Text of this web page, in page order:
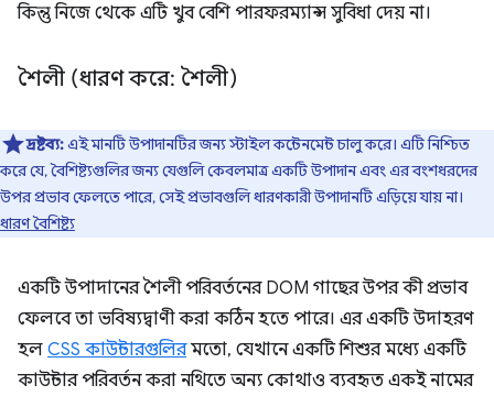
কিন্তু নিজে থেকে এটি খুব বেশি পারফরম্যান্স সুবিধা দেয় না।
শৈলী (ধারণ করে: শৈলী)
দ্রষ্টব্য:এই মানটি উপাদানটির জন্য স্টাইল কন্টেনমেন্ট চালু করে। এটি নিশ্চিত
করে যে, বৈশিষ্ট্যগুলির জন্য যেগুলি কেবলমাত্র একটি উপাদান এবং এর বংশধরদের
উপর প্রভাব ফেলতে পারে, সেই প্রভাবগুলি ধারণকারী উপাদানটি এড়িয়ে যায় না।
ধারণ বৈশিষ্ট্য
একটি উপাদানের শৈলী পরিবর্তনের DOM গাছের উপর কী প্রভাব
ফেলবে তা ভবিষ্যদ্বাণী করা কঠিন হতে পারে। এর একটি উদাহরণ
হল CSS কাউন্টারগুলিরমতো, যেখানে একটি শিশুর মধ্যে একটি
কাউন্টার পরিবর্তন করা নথিতে অন্য কোথাও ব্যবহৃত একই নামের